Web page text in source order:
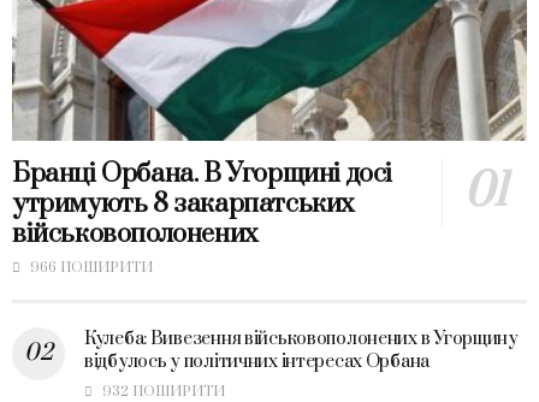
Бранці Орбана. В Угорщині досі
утримують 8 закарпатських
військовополонених
966 ПОШИРИТИ
Кулеба: Вивезення військовополонених в Угорщину
відбулось у політичних інтересах Орбана
932 ПОШИРИТИ